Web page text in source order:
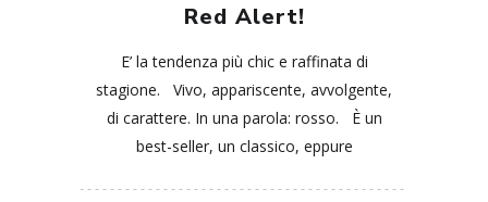
Red Alert!
E’ la tendenza più chic e raffinata di
stagione. Vivo, appariscente, avvolgente,
di carattere. In una parola: rosso. È un
best-seller, un classico, eppure